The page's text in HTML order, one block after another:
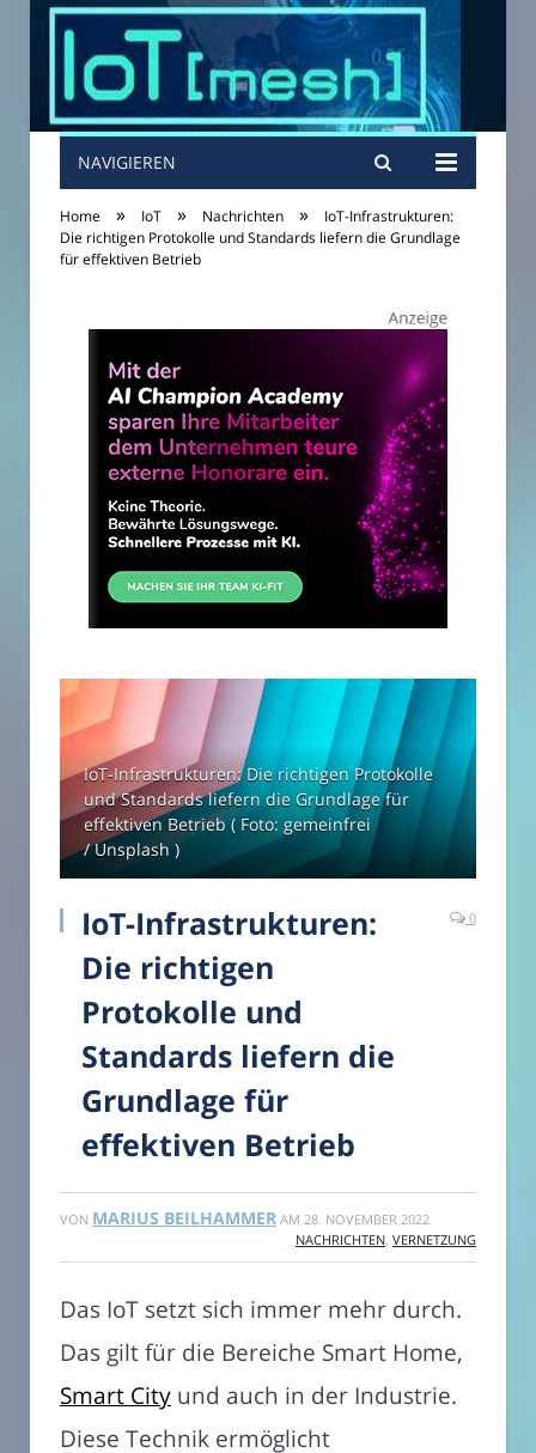
NAVIGIEREN
Home » IoT » Nachrichten »
IoT-Infrastrukturen:
Die richtigen Protokolle und Standards liefern die Grundlage
für effektiven Betrieb
IoT-Infrastrukturen: Die richtigen Protokolle
und Standards liefern die Grundlage für
effektiven Betrieb ( Foto: gemeinfrei
/ Unsplash )
IoT-Infrastrukturen:
Die richtigen
Protokolle und
Standards liefern die
Grundlage für
effektiven Betrieb
0
VON MARIUS BEILHAMMER AM 28. NOVEMBER 2022
NACHRICHTEN VERNETZUNG
Das IoT setzt sich immer mehr durch.
Das gilt für die Bereiche Smart Home,
Smart City und auch in der Industrie.
Diese Technik ermöglicht